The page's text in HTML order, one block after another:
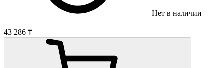
Нет в наличии
43 286 ₸